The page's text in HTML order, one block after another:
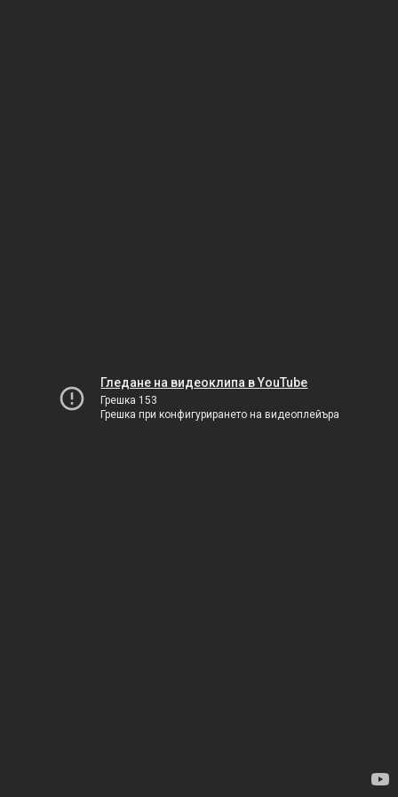
Гледане на видеоклипа в YouTube
Грешка 153
Грешка при конфигурирането на видеоплейъра